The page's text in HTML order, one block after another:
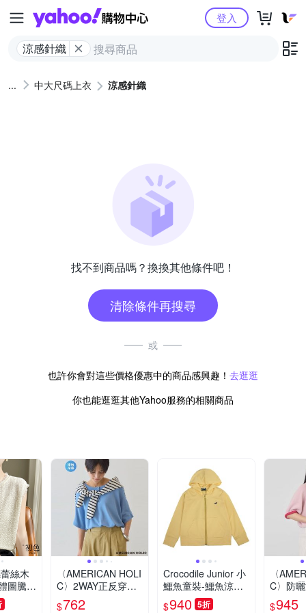
Yahoo購物中心
涼感針織
登入
中大尺碼上衣 涼感針織
找不到商品嗎？換換其他條件吧！
清除條件再搜尋
或
也許你會對這些價格優惠中的商品感興趣！ 去逛逛
你也能逛逛其他Yahoo服務的相關商品
圖騰小
針織背
〈AMERICAN HOLI
C〉2WAY正反穿涼
感針織斗篷剪裁上衣
$762
Crocodile Junior 小
鱷魚童裝-鱷魚涼感
針織外套-黃色 ( 851
$940 5折
〈
C〉防
織圓領
$945